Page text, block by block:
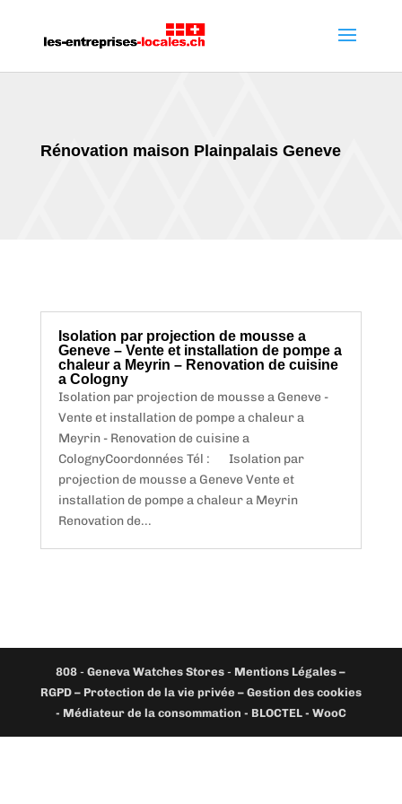
Rénovation maison Plainpalais Geneve
Isolation par projection de mousse a
Geneve – Vente et installation de pompe a
chaleur a Meyrin – Renovation de cuisine
a Cologny
Isolation par projection de mousse a Geneve -
Vente et installation de pompe a chaleur a
Meyrin - Renovation de cuisine a
ColognyCoordonnées Tél : Isolation par
projection de mousse a Geneve Vente et
installation de pompe a chaleur a Meyrin
Renovation de...
808 -Geneva Watches Stores - Mentions Légales –
RGPD – Protection de la vie privée – Gestion des cookies
- Médiateur de la consommation - BLOCTEL - WooC